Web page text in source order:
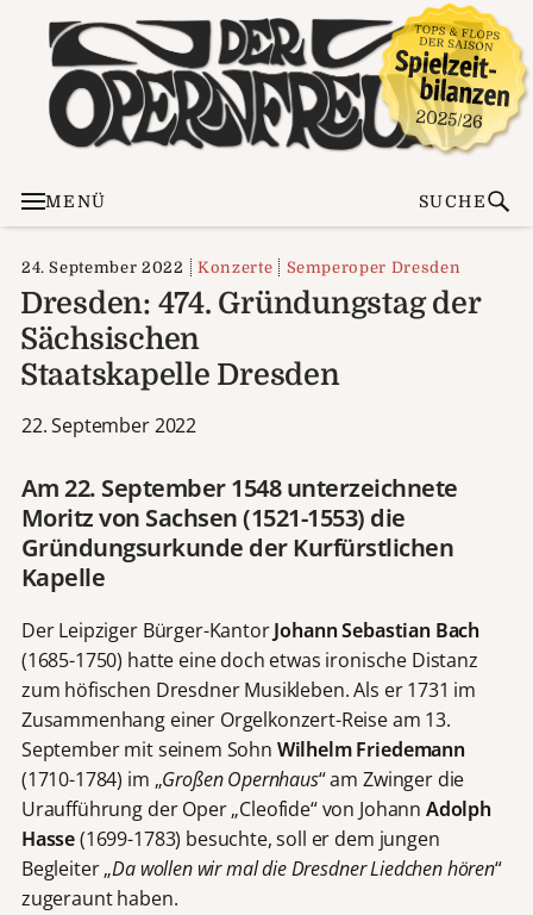
MENÜ SUCHE
24. September 2022 Konzerte Semperoper Dresden
Dresden: 474. Gründungstag der
Sächsischen
Staatskapelle Dresden
22. September 2022
Am 22. September 1548 unterzeichnete
Moritz von Sachsen (1521-1553) die
Gründungsurkunde der Kurfürstlichen
Kapelle
Der Leipziger Bürger-KantorJohann Sebastian Bach
(1685-1750) hatte eine doch etwas ironische Distanz
zum höfischen Dresdner Musikleben. Als er 1731 im
Zusammenhang einer Orgelkonzert-Reise am 13.
September mit seinem Sohn Wilhelm Friedemann
(1710-1784) im „Großen Opernhaus“ am Zwinger die
Uraufführung der Oper „Cleofide“ von Johann Adolph
Hasse(1699-1783) besuchte, soll er dem jungen
Begleiter „Da wollen wir mal die Dresdner Liedchen hören“
zugeraunt haben.